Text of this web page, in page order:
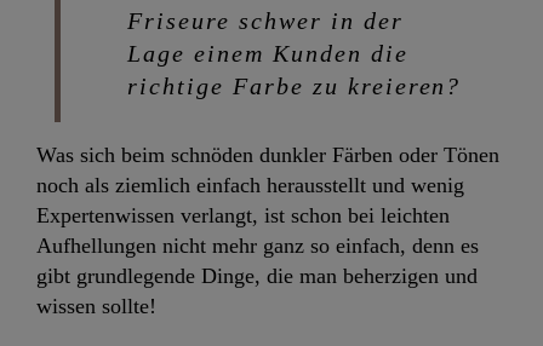
Friseure schwer in der
Lage einem Kunden die
richtige Farbe zu kreieren?
Was sich beim schnöden dunkler Färben oder Tönen
noch als ziemlich einfach herausstellt und wenig
Expertenwissen verlangt, ist schon bei leichten
Aufhellungen nicht mehr ganz so einfach, denn es
gibt grundlegende Dinge, die man beherzigen und
wissen sollte!